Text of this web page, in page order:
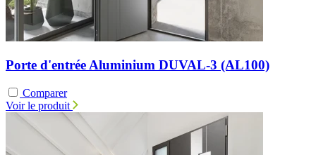
Porte d'entrée Aluminium DUVAL-3 (AL100)
Comparer
Voir le produit